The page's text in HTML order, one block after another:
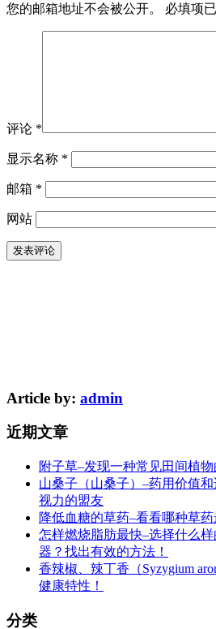
您的邮箱地址不会被公开。 必填项
评论 *
显示名称 *
邮箱 *
网站
Article by: admin
近期文章
附子草–发现一种常见田间植物
山桑子（山桑子）–药用价值
视力的盟友
降低血糖的草药–看看哪种草药
怎样燃烧脂肪最快–选择什么
器？找出有效的方法！
香辣椒、辣丁香（Syzygium
健康特性！
分类